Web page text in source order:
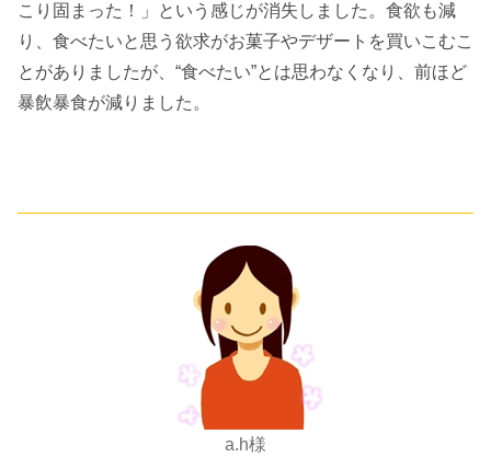
こり固まった！」という感じが消失しました。食欲も減
り、食べたいと思う欲求がお菓子やデザートを買いこむこ
とがありましたが、“食べたい”とは思わなくなり、前ほど
暴飲暴食が減りました。
a.h様